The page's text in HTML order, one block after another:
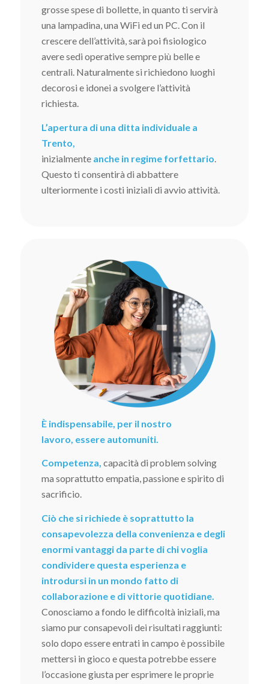
grosse spese di bollette, in quanto ti servirà
una lampadina, una WiFi ed un PC. Con il
crescere dell’attività, sarà poi fisiologico
avere sedi operative sempre più belle e
centrali. Naturalmente si richiedono luoghi
decorosi e idonei a svolgere l’attività
richiesta.
L’apertura di una ditta individuale a
Trento,
inizialmente anche in regime forfettario
Questo ti consentirà di abbattere
ulteriormente i costi iniziali di avvio attività.
È indispensabile, per il nostro
lavoro, essere automuniti.
Competenza, capacità di problem solving
ma soprattutto empatia, passione e spirito di
sacrificio.
Ciò che si richiede è soprattutto la
consapevolezza della convenienza e degli
enormi vantaggi da parte di chi voglia
condividere questa esperienza e
introdursi in un mondo fatto di
collaborazione e di vittorie quotidiane.
Conosciamo a fondo le difficoltà iniziali, ma
siamo pur consapevoli dei risultati raggiunti:
solo dopo essere entrati in campo è possibile
mettersi in gioco e questa potrebbe essere
l’occasione giusta per esprimere le proprie